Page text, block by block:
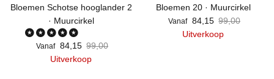
Bloemen Schotse hooglander 2
· Muurcirkel
Verkoopprijs
Vanaf 84,15 Reguliere prijs
99,00
Uitverkoop
Bloemen 20 · Muurcirkel
Verkoopprijs
Vanaf 84,15 Reguliere prijs
99,00
Uitverkoop